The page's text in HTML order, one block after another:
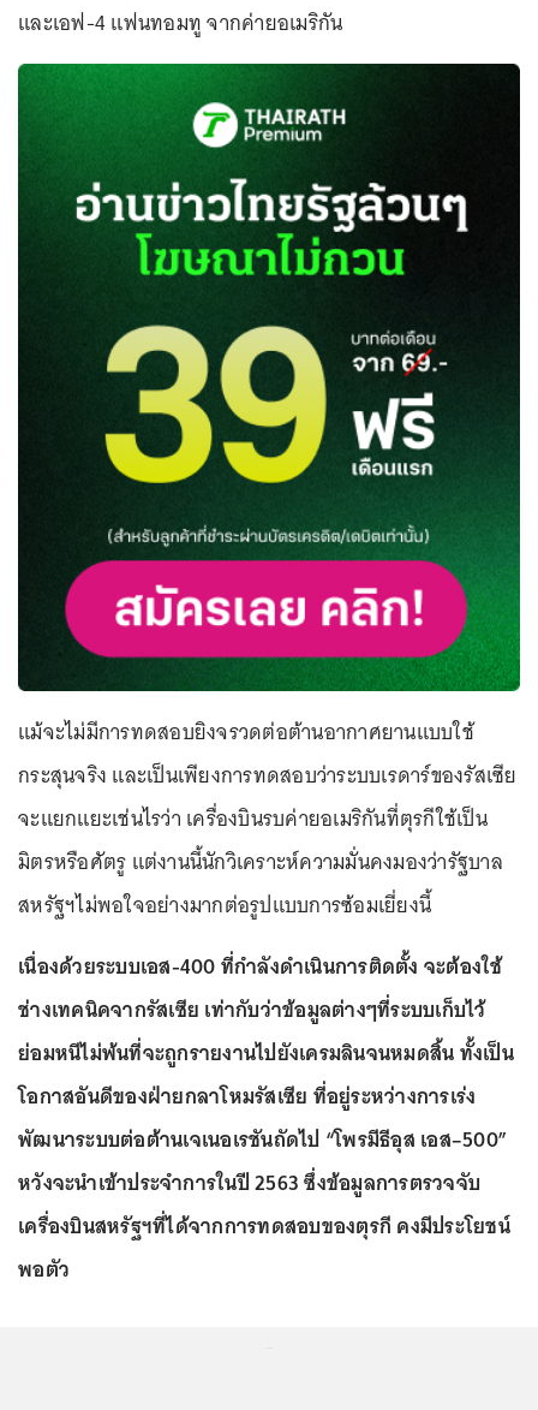
และเอฟ-4 แฟนทอมทู จากค่ายอเมริกัน
แม้จะไม่มีการทดสอบยิงจรวดต่อต้านอากาศยานแบบใช้
กระสุนจริง และเป็นเพียงการทดสอบว่าระบบเรดาร์ของรัสเซีย
จะแยกแยะเช่นไรว่า เครื่องบินรบค่ายอเมริกันที่ตุรกีใช้เป็น
มิตรหรือศัตรู แต่งานนี้นักวิเคราะห์ความมั่นคงมองว่ารัฐบาล
สหรัฐฯไม่พอใจอย่างมากต่อรูปแบบการซ้อมเยี่ยงนี้
เนื่องด้วยระบบเอส-400 ที่กำลังดำเนินการติดตั้ง จะต้องใช้
ช่างเทคนิคจากรัสเซีย เท่ากับว่าข้อมูลต่างๆที่ระบบเก็บไว้
ย่อมหนีไม่พ้นที่จะถูกรายงานไปยังเครมลินจนหมดสิ้น ทั้งเป็น
โอกาสอันดีของฝ่ายกลาโหมรัสเซีย ที่อยู่ระหว่างการเร่ง
พัฒนาระบบต่อต้านเจเนอเรชันถัดไป “โพรมีธีอุส เอส–500”
หวังจะนำเข้าประจำการในปี 2563 ซึ่งข้อมูลการตรวจจับ
เครื่องบินสหรัฐฯที่ได้จากการทดสอบของตุรกี คงมีประโยชน์
พอตัว